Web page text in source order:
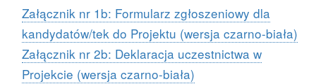
Załącznik nr 1b: Formularz zgłoszeniowy dla
kandydatów/tek do Projektu (wersja czarno-biała)
Załącznik nr 2b: Deklaracja uczestnictwa w
Projekcie (wersja czarno-biała)